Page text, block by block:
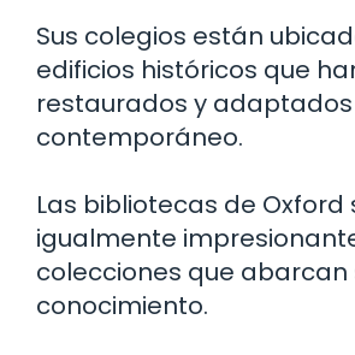
Sus colegios están
edificios históricos que
restaurados y
contemporáneo.
Las bibliotecas de Oxford
igualmente
colecciones que abarcan
conocimiento.